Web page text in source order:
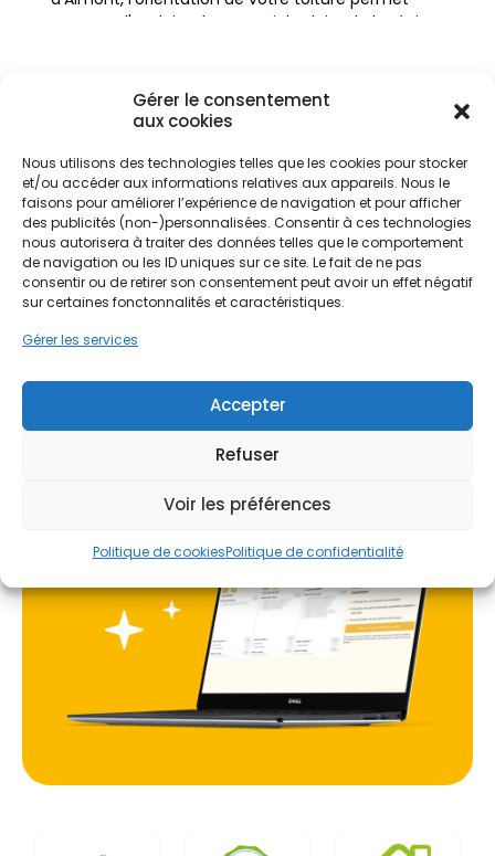
Gérer le consentement
aux cookies
Nous utilisons des technologies telles que les cookies pour stocker
et/ou accéder aux informations relatives aux appareils. Nous le
faisons pour améliorer l’expérience de navigation et pour afficher
des publicités (non-)personnalisées. Consentir à ces technologies
nous autorisera à traiter des données telles que le comportement
de navigation ou les ID uniques sur ce site. Le fait de ne pas
consentir ou de retirer son consentement peut avoir un effet négatif
sur certaines fonctonnalités et caractéristiques.
Gérer les services
Accepter
Refuser
Voir les préférences
Politique de cookiesPolitique de confidentialité
souvent d'exploiter le potentiel solaire de la région
Le territoire melunais, bordé par la Seine et
propice à la transition écologique. Les habitants de
Melun, mais aussi ceux des villes limitrophes
comme La Rochette ou Vaux-le-Pénil, sont de
plus en plus nombreux à se tourner vers le solaire.
Cette démarche ne se limite pas à une simple
installation technique ; c'est un investissement
patrimonial qui valorise l'immobilier local, qu'il
caractère.
PPF accompagne les particuliers dans cette
transition en proposant des solutions sur mesure.
L'objectif est clair : transformer le toit de votre
maison en centrale électrique personnelle. En
choisissant de poser des panneaux solaires à
de l'empreinte carbone de la Seine-et-Marne tout
en gagnant en indépendance vis-à-vis des
réseaux traditionnels.
Ne passez pas à côté de vos
aides !
Faites vite, les budgets
MaPrimeRénov' sont annuels et
limités. Les dossiers sont traités
Contactez-nous maintenant
pour maximiser vos aides !
Je prends rdv !